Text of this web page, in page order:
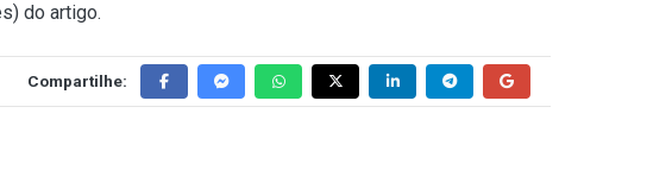
do artigo.
Compartilhe: